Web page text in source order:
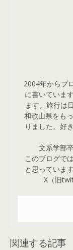
2004年からブ
に書いていま
ます。旅行は
和歌山県をも
りました。好
文系学部
このブログで
と思っていま
X（旧
関連する記事